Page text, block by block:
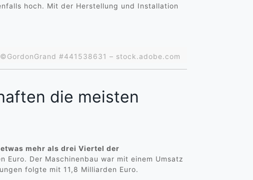
hoch. Mit der Herstellung und Installation
#441538631 – stock.adobe.com
die meisten
mehr als drei Viertel der
Euro. Der Maschinenbau war mit einem Umsatz
folgte mit 11,8 Milliarden Euro.